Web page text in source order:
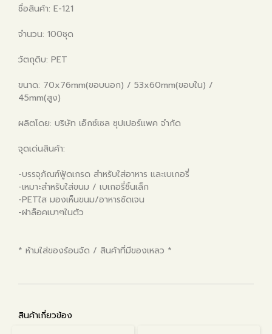
ชื่อสินค้า: E-121
จำนวน: 100ชุด
วัตถุดิบ: PET
ขนาด: 70x76mm(ขอบนอก) / 53x60mm(ขอบใน) /
45mm(สูง)
ผลิตโดย: บริษัท เอ็กซ์เซล ซุปเปอร์แพค จำกัด
จุดเด่นสินค้า:
-บรรจุภัณฑ์ฟู้ดเกรด สำหรับใส่อาหาร และเบเกอรี่
-เหมาะสำหรับใส่ขนม / เบเกอรี่ชิ้นเล็ก
-PETใส มองเห็นขนม/อาหารชัดเจน
-ฝาล็อคเบาๆในตัว
* ห้ามใส่ของร้อนจัด / สินค้าที่มีของเหลว *
สินค้าเกี่ยวข้อง